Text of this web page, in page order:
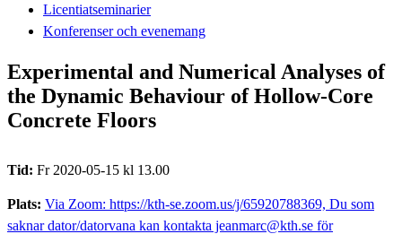
Licentiatseminarier
Konferenser och evenemang
Experimental and Numerical Analyses of
the Dynamic Behaviour of Hollow-Core
Concrete Floors
Tid: Fr 2020-05-15 kl 13.00
Plats: Via Zoom: https://kth-se.zoom.us/j/65920788369, Du som
saknar dator/datorvana kan kontakta jeanmarc@kth.se för